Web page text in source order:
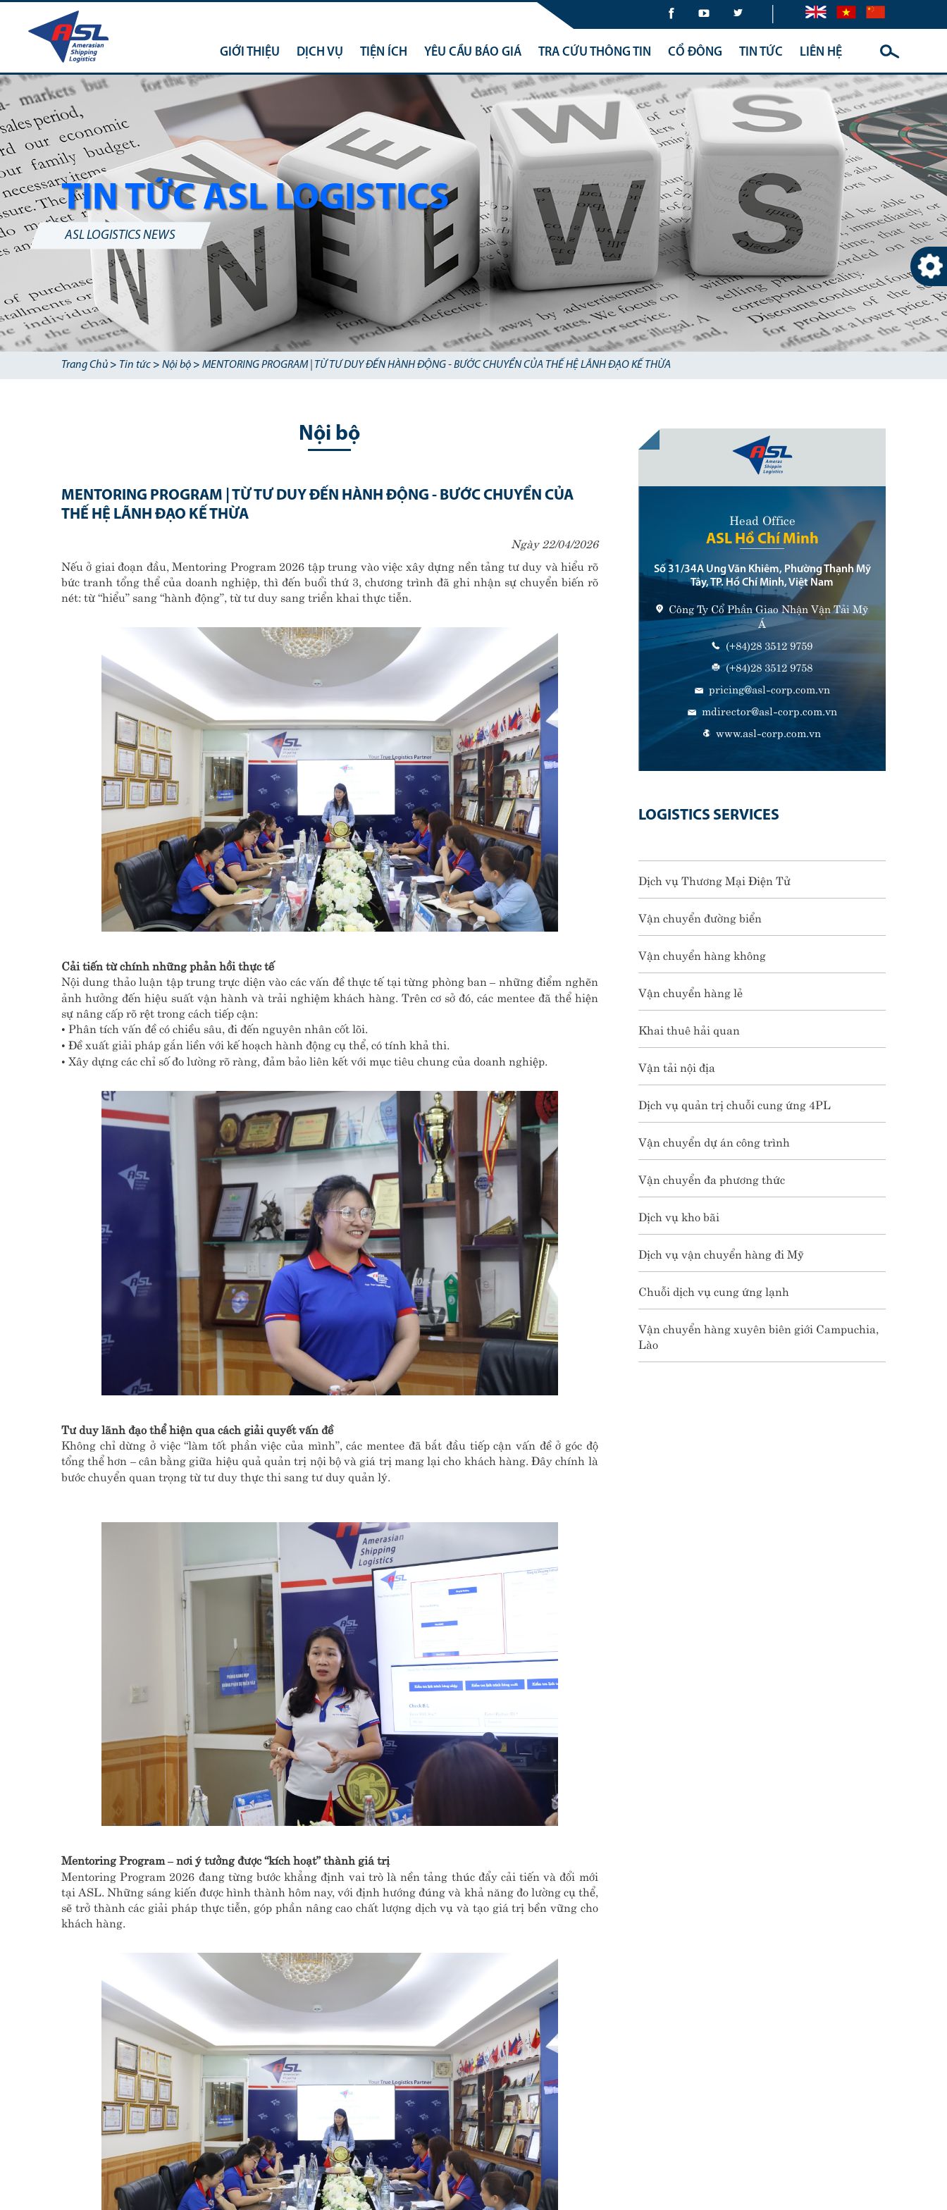
GIỚI THIỆU DỊCH VỤ TIỆN ÍCH YÊU CẦU BÁO GIÁ TRA CỨU THÔNG TIN CỔ ĐÔNG TIN TỨC LIÊN HỆ
TIN TỨC ASL LOGISTICS
ASL LOGISTICS NEWS
Trang Chủ > Tin tức > Nội bộ > MENTORING PROGRAM | TỪ TƯ DUY ĐẾN HÀNH ĐỘNG - BƯỚC CHUYỂN CỦA THẾ HỆ LÃNH ĐẠO KẾ THỪA
Nội bộ
MENTORING PROGRAM | TỪ TƯ DUY ĐẾN HÀNH ĐỘNG - BƯỚC CHUYỂN CỦA
THẾ HỆ LÃNH ĐẠO KẾ THỪA
Ngày 22/04/2026
Nếu ở giai đoạn đầu, Mentoring Program 2026 tập trung vào việc xây dựng nền tảng tư duy và hiểu rõ
bức tranh tổng thể của doanh nghiệp, thì đến buổi thứ 3, chương trình đã ghi nhận sự chuyển biến rõ
nét: từ “hiểu” sang “hành động”, từ tư duy sang triển khai thực tiễn.
Cải tiến từ chính những phản hồi thực tế
Nội dung thảo luận tập trung trực diện vào các vấn đề thực tế tại từng phòng ban – những điểm nghẽn
ảnh hưởng đến hiệu suất vận hành và trải nghiệm khách hàng. Trên cơ sở đó, các mentee đã thể hiện
sự nâng cấp rõ rệt trong cách tiếp cận:
• Phân tích vấn đề có chiều sâu, đi đến nguyên nhân cốt lõi.
• Đề xuất giải pháp gắn liền với kế hoạch hành động cụ thể, có tính khả thi.
• Xây dựng các chỉ số đo lường rõ ràng, đảm bảo liên kết với mục tiêu chung của doanh nghiệp.
Tư duy lãnh đạo thể hiện qua cách giải quyết vấn đề
Không chỉ dừng ở việc “làm tốt phần việc của mình”, các mentee đã bắt đầu tiếp cận vấn đề ở góc độ
tổng thể hơn – cân bằng giữa hiệu quả quản trị nội bộ và giá trị mang lại cho khách hàng. Đây chính là
bước chuyển quan trọng từ tư duy thực thi sang tư duy quản lý.
Mentoring Program – nơi ý tưởng được “kích hoạt” thành giá trị
Mentoring Program 2026 đang từng bước khẳng định vai trò là nền tảng thúc đẩy cải tiến và đổi mới
tại ASL. Những sáng kiến được hình thành hôm nay, với định hướng đúng và khả năng đo lường cụ thể,
sẽ trở thành các giải pháp thực tiễn, góp phần nâng cao chất lượng dịch vụ và tạo giá trị bền vững cho
khách hàng.
Head Office
ASL Hồ Chí Minh
Số 31/34A Ung Văn Khiêm, Phường Thạnh Mỹ
Tây, TP. Hồ Chí Minh, Việt Nam
Công Ty Cổ Phần Giao Nhận Vận Tải Mỹ
Á
(+84)28 3512 9759
(+84)28 3512 9758
pricing@asl-corp.com.vn
mdirector@asl-corp.com.vn
www.asl-corp.com.vn
LOGISTICS SERVICES
Dịch vụ Thương Mại Điện Tử
Vận chuyển đường biển
Vận chuyển hàng không
Vận chuyển hàng lẻ
Khai thuê hải quan
Vận tải nội địa
Dịch vụ quản trị chuỗi cung ứng 4PL
Vận chuyển dự án công trình
Vận chuyển đa phương thức
Dịch vụ kho bãi
Dịch vụ vận chuyển hàng đi Mỹ
Chuỗi dịch vụ cung ứng lạnh
Vận chuyển hàng xuyên biên giới Campuchia,
Lào